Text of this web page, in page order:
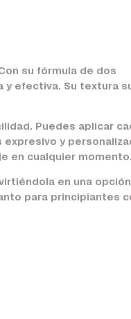
su fórmula de dos
efectiva. Su textura
Puedes aplicar
y
en cualquier
en una opción
para principiantes